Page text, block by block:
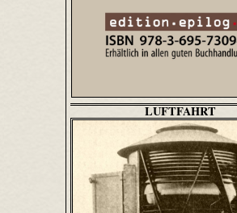
LUFTFAHRT